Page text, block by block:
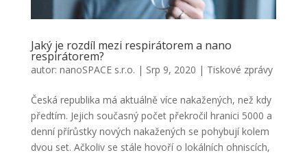
Jaký je rozdíl mezi respirátorem a nano
respirátorem?
autor: nanoSPACE s.r.o. | Srp 9, 2020 | Tiskové zprávy
Česká republika má aktuálně více nakažených, než kdy
předtím. Jejich současný počet překročil hranici 5000 a
denní přírůstky nových nakažených se pohybují kolem
dvou set. Ačkoliv se stále hovoří o lokálních ohniscích,